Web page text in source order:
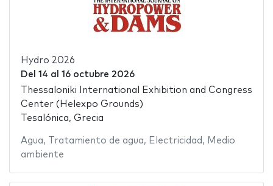
Hydro 2026
Del 14 al 16 octubre 2026
Thessaloniki International Exhibition and Congress
Center (Helexpo Grounds)
Tesalónica, Grecia
Agua, Tratamiento de agua, Electricidad , Medio
ambiente